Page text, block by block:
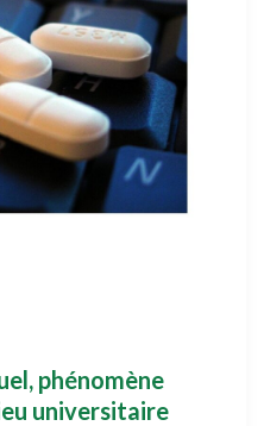
phénomène
universitaire